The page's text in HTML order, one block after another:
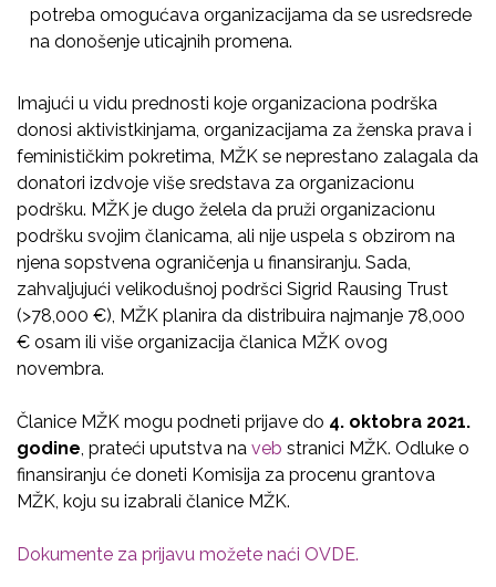
potreba omogućava organizacijama da se usredsrede
na donošenje uticajnih promena.
Imajući u vidu prednosti koje organizaciona podrška
donosi aktivistkinjama, organizacijama za ženska prava i
feminističkim pokretima, MŽK se neprestano zalagala da
donatori izdvoje više sredstava za organizacionu
podršku. MŽK je dugo želela da pruži organizacionu
podršku svojim članicama, ali nije uspela s obzirom na
njena sopstvena ograničenja u finansiranju. Sada,
zahvaljujući velikodušnoj podršci Sigrid Rausing Trust
(>78,000 €), MŽK planira da distribuira najmanje 78,000
€ osam ili više organizacija članica MŽK ovog
novembra.
Članice MŽK mogu podneti prijave do 4. oktobra 2021.
godine, prateći uputstva na veb stranici MŽK. Odluke o
finansiranju će doneti Komisija za procenu grantova
MŽK, koju su izabrali članice MŽK.
Dokumente za prijavu možete naći OVDE.